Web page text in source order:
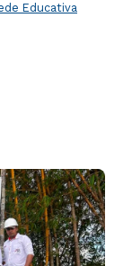
Educativa